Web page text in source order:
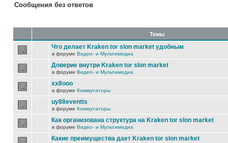
Сообщения без ответов
Темы
Что делает Kraken tor slon market удобным
в форуме Видео- и Мультимедиа
Доверие внутри Kraken tor slon market
в форуме Видео- и Мультимедиа
xx8ooo
в форуме Коммутаторы
uy88eventts
в форуме Коммутаторы
Как организована структура на Kraken tor slon market
в форуме Видео- и Мультимедиа
Какие преимущества дает Kraken tor slon market